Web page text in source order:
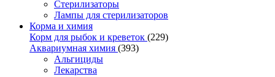
Стерилизаторы
Лампы для стерилизаторов
Корма и химия
Корм для рыбок и креветок (229)
Аквариумная химия (393)
Альгициды
Лекарства